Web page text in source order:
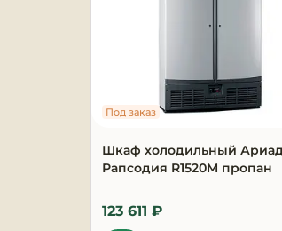
Шкаф холодильный
Рапсодия R1520M пропан
Под заказ
123 611 ₽